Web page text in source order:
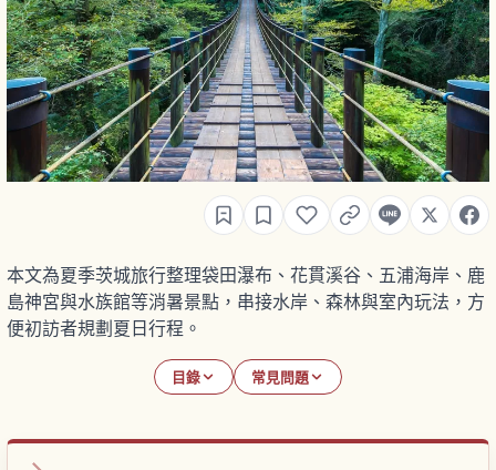
本文為夏季茨城旅行整理袋田瀑布、花貫溪谷、五浦海岸、鹿
島神宮與水族館等消暑景點，串接水岸、森林與室內玩法，方
便初訪者規劃夏日行程。
目錄 常見問題